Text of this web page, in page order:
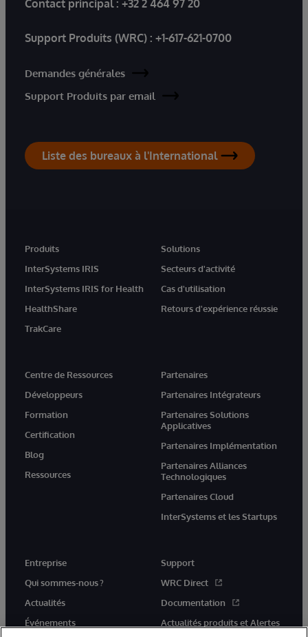
Contact principal : +32 2 464 97 20
Support Produits (WRC) : +1-617-621-0700
Demandes générales
Support Produits par email
Liste des bureaux à l'International
Produits
InterSystems IRIS
InterSystems IRIS for Health
HealthShare
TrakCare
Solutions
Secteurs d'activité
Cas d'utilisation
Retours d'expérience réussie
Centre de Ressources
Développeurs
Formation
Certification
Blog
Ressources
Partenaires
Partenaires Intégrateurs
Partenaires Solutions
Applicatives
Partenaires Implémentation
Partenaires Alliances
Technologiques
Partenaires Cloud
InterSystems et les Startups
Entreprise
Qui sommes-nous ?
Actualités
Événements
Support
WRC Direct
Documentation
Actualités produits et Alertes